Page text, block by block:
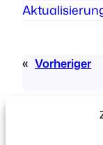
« Vorheriger